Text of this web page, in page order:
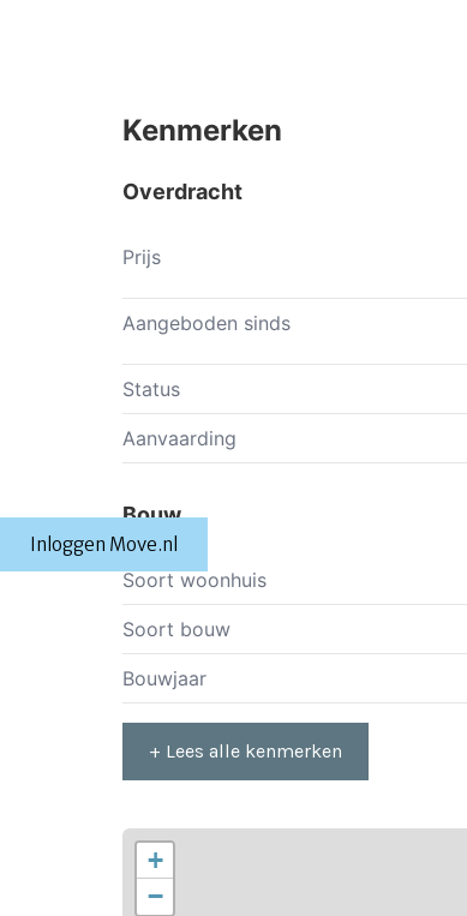
Kenmerken
Overdracht
Prijs
Aangeboden sinds
Status
Aanvaarding
Bouw
Soort woonhuis
Soort bouw
Bouwjaar
+ Lees alle kenmerken
+
−
Inloggen Move.nl